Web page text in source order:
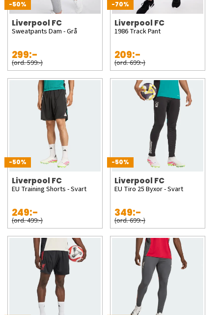
-50%
Liverpool FC
Sweatpants Dam - Grå
299:-
(ord. 599:-)
-70%
Liverpool FC
1986 Track Pant
209:-
(ord. 699:-)
-50%
Liverpool FC
EU Training Shorts - Svart
249:-
(ord. 499:-)
-50%
Liverpool FC
EU Tiro 25 Byxor - Svart
349:-
(ord. 699:-)